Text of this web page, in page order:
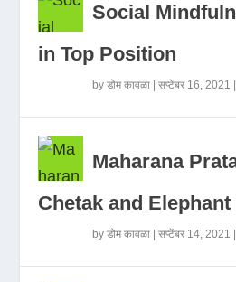
Social
in Top Position
byडोम कावळा |सप्टेंबर 16, 2021
Maharana
Chetak and
byडोम कावळा |सप्टेंबर 14, 2021